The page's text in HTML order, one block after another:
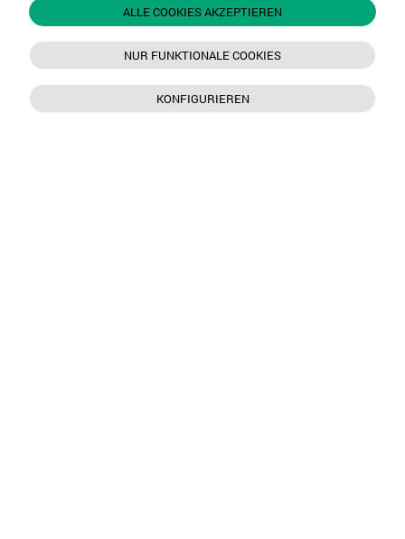
ALLE COOKIES AKZEPTIEREN
NUR FUNKTIONALE COOKIES
KONFIGURIEREN